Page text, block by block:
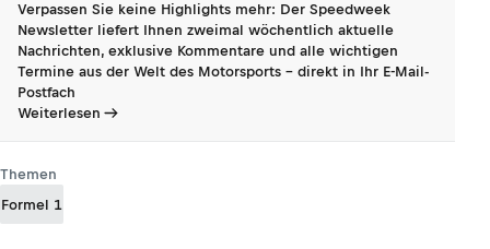
Verpassen Sie keine Highlights mehr: Der Speedweek
Newsletter liefert Ihnen zweimal wöchentlich aktuelle
Nachrichten, exklusive Kommentare und alle wichtigen
Termine aus der Welt des Motorsports - direkt in Ihr E-Mail-
Postfach
Weiterlesen
Themen
Formel 1